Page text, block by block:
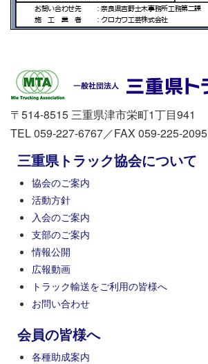
〒514-8515 三重県津市栄町1丁目941
TEL 059-227-6767／FAX 059-225-2095
三重県トラック協会について
協会のご案内
活動方針
入会のご案内
支部のご案内
情報公開
広報動画
トラック輸送をご利用の皆様へ
お問い合わせ
会員の皆様へ
各種助成案内